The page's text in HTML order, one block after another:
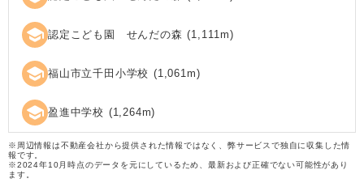
school 認定こども園 せんだの森 (1,111m)
school 福山市立千田小学校 (1,061 m)
school 盈進中学校 (1,264m)
※周辺情報は不動産会社から提供された情報ではなく、弊サービスで独自に収集した情
報です。
※2024年10月時点のデータを元にしているため、最新および正確でない可能性があり
ます。